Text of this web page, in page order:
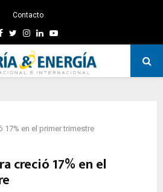
Contacto
Facebook
TwitterInstagram
LinkedinYoutube
17% en el primer trimestre
creció 17% en el